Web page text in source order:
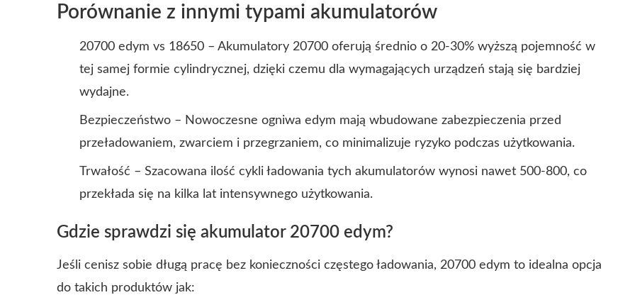
Porównanie z innymi typami akumulatorów
20700 edym vs 18650 – Akumulatory 20700 oferują średnio o 20-30% wyższą pojemność w
tej samej formie cylindrycznej, dzięki czemu dla wymagających urządzeń stają się bardziej
wydajne.
Bezpieczeństwo – Nowoczesne ogniwa edym mają wbudowane zabezpieczenia przed
przeładowaniem, zwarciem i przegrzaniem, co minimalizuje ryzyko podczas użytkowania.
Trwałość – Szacowana ilość cykli ładowania tych akumulatorów wynosi nawet 500-800, co
przekłada się na kilka lat intensywnego użytkowania.
Gdzie sprawdzi się akumulator 20700 edym?
Jeśli cenisz sobie długą pracę bez konieczności częstego ładowania, 20700 edym to idealna opcja
do takich produktów jak: